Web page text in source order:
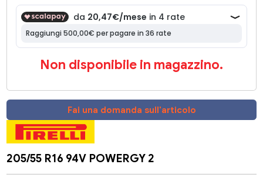
Non disponibile in magazzino.
Fai una domanda sull'articolo
205/55 R16 94V POWERGY 2